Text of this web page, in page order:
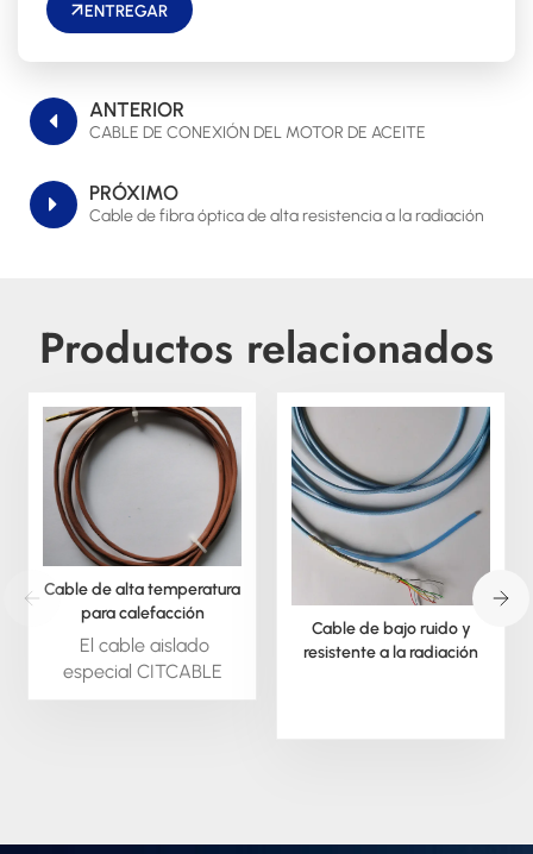
ENTREGAR
ANTERIOR
CABLE DE CONEXIÓN DEL MOTOR DE ACEITE
PRÓXIMO
Cable de fibra óptica de alta resistencia a la radiación
Productos relacionados
Cable de alta temperatura
para calefacción
PTC/NTC/RTD
El cable aislado
especial CITCABLE
está disponible bajo
Cable de bajo ruido y
resistente a la radiación